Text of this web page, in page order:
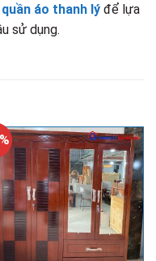
áo thanh lý để lựa
sử dụng.